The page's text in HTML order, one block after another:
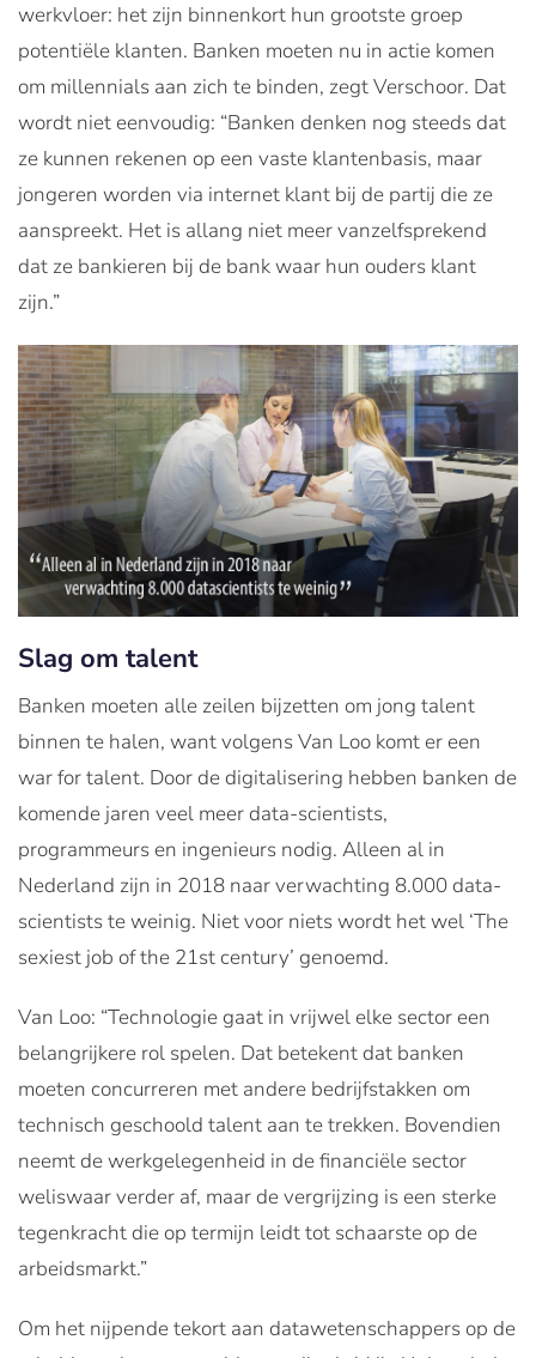
werkvloer: het zijn binnenkort hun grootste groep
potentiële klanten. Banken moeten nu in actie komen
om millennials aan zich te binden, zegt Verschoor. Dat
wordt niet eenvoudig: “Banken denken nog steeds dat
ze kunnen rekenen op een vaste klantenbasis, maar
jongeren worden via internet klant bij de partij die ze
aanspreekt. Het is allang niet meer vanzelfsprekend
dat ze bankieren bij de bank waar hun ouders klant
zijn.”
Slag om talent
Banken moeten alle zeilen bijzetten om jong talent
binnen te halen, want volgens Van Loo komt er een
war for talent. Door de digitalisering hebben banken de
komende jaren veel meer data-scientists,
programmeurs en ingenieurs nodig. Alleen al in
Nederland zijn in 2018 naar verwachting 8.000 data-
scientists te weinig. Niet voor niets wordt het wel ‘The
sexiest job of the 21st cen­tury’ genoemd.
Van Loo: “Technologie gaat in vrijwel elke sector een
belangrijkere rol spelen. Dat betekent dat banken
moeten concurreren met andere bedrijfstakken om
technisch geschoold talent aan te trekken. Bovendien
neemt de werkgelegenheid in de financiële sector
weliswaar verder af, maar de vergrijzing is een sterke
tegenkracht die op termijn leidt tot schaarste op de
arbeidsmarkt.”
Om het nijpende tekort aan datawetenschappers op de